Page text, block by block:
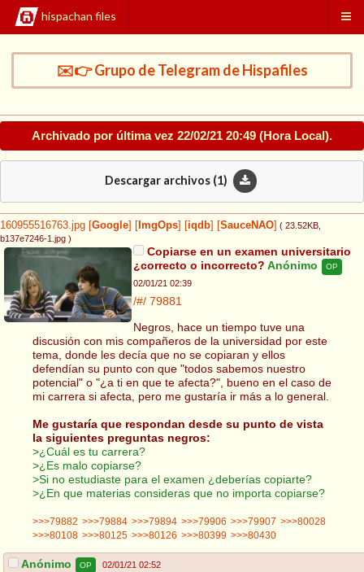
hispachan files
✉️👉 Grupo de Telegram de Hispafiles
Archivado por última vez 22/02/21 20:49 (Hora Local).
Descargar archivos (1)
160955516763.jpg Google ImgOps iqdb SauceNAO ( 23.52KB
b137e7246-1.jpg )
Copiarse en un examen universitario
¿correcto o incorrecto? Anónimo OP
02/01/21 02:39
/#/ 79881
Negros, hace un tiempo tuve una
discusión con mis compañeros de la universidad por este
tema, donde les decía que no se copiaran y ellos
defendían su punto con que "todos sabemos nuestro
potencial" o "¿a ti en que te afecta?", bueno en el caso de
mi carrera si afecta, pero me gustaría ir más a lo general.
Me gustaría que respondan desde su punto de vista
la siguientes preguntas negros:
>¿Cuál es tu carrera?
>¿Es malo copiarse?
>Si no estudiaste para el examen ¿deberías copiarte?
>¿En que materias consideras que no importa copiarse?
>>>79882 >>>79884 >>>79894 >>>79906 >>>79907 >>>80028
>>>80108 >>>80125 >>>80126 >>>80399 >>>80430
Anónimo OP 02/01/21 02:52